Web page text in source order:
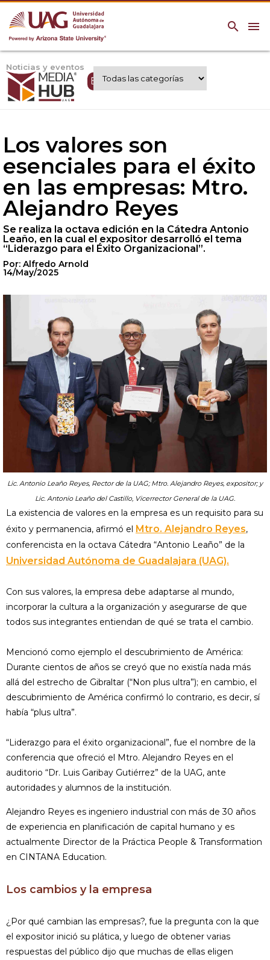
menu
search
Noticias y eventos
Expertos UAG
Los valores son
esenciales para el éxito
en las empresas: Mtro.
Alejandro Reyes
Se realiza la octava edición en la Cátedra Antonio
Leaño, en la cual el expositor desarrolló el tema
“Liderazgo para el Éxito Organizacional”.
Por: Alfredo Arnold
14/May/2025
Lic. Antonio Leaño Reyes, Rector de la UAG; Mtro. Alejandro Reyes, expositor; y
Lic. Antonio Leaño del Castillo, Vicerrector General de la UAG.
La existencia de valores en la empresa es un requisito para su
éxito y permanencia, afirmó el Mtro. Alejandro Reyes,
conferencista en la octava Cátedra “Antonio Leaño” de la
Universidad Autónoma de Guadalajara (UAG).
Con sus valores, la empresa debe adaptarse al mundo,
incorporar la cultura a la organización y asegurarse de que
todos sus integrantes entiendan de qué se trata el cambio.
Mencionó como ejemplo el descubrimiento de América:
Durante cientos de años se creyó que no existía nada más
allá del estrecho de Gibraltar (“Non plus ultra”); en cambio, el
descubrimiento de América confirmó lo contrario, es decir, sí
había “plus ultra”.
“Liderazgo para el éxito organizacional”, fue el nombre de la
conferencia que ofreció el Mtro. Alejandro Reyes en el
auditorio “Dr. Luis Garibay Gutiérrez” de la UAG, ante
autoridades y alumnos de la institución.
Alejandro Reyes es ingeniero industrial con más de 30 años
de experiencia en planificación de capital humano y es
actualmente Director de la Práctica People & Transformation
en CINTANA Education.
Los cambios y la empresa
¿Por qué cambian las empresas?, fue la pregunta con la que
el expositor inició su plática, y luego de obtener varias
respuestas del público dijo que muchas de ellas eligen